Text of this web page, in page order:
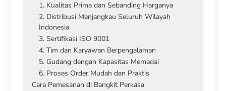
1. Kualitas Prima dan Sebanding Harganya
2. Distribusi Menjangkau Seluruh Wilayah
Indonesia
3. Sertifikasi ISO 9001
4. Tim dan Karyawan Berpengalaman
5. Gudang dengan Kapasitas Memadai
6. Proses Order Mudah dan Praktis
Cara Pemesanan di Bangkit Perkasa